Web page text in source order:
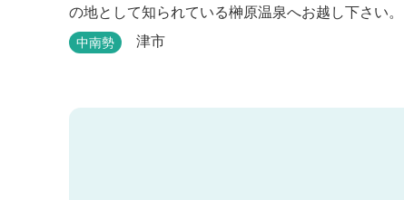
の地として知られている榊原温泉へお越し下さい。
中南勢 津市